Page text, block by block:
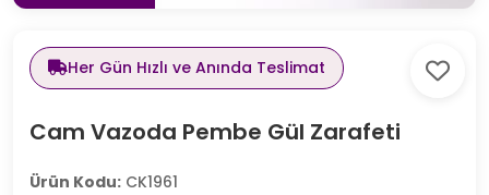
Her Gün Hızlı ve Anında Teslimat
Cam Vazoda Pembe Gül Zarafeti
Ürün Kodu: CK1961